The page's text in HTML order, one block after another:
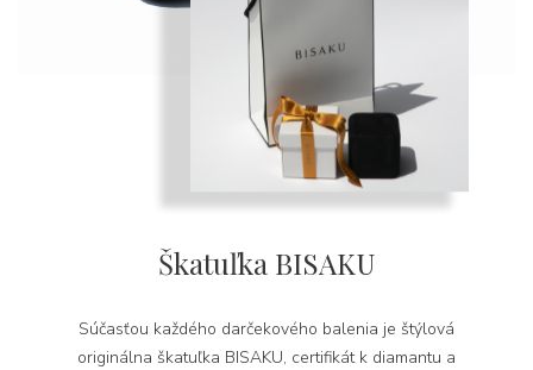
Škatuľka BISAKU
Súčasťou každého darčekového balenia je štýlová
originálna škatuľka BISAKU, certifikát k diamantu a